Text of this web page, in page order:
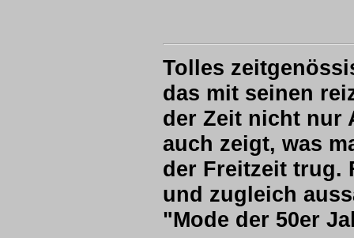
Tolles
das mit seinen
der Zeit nicht nur
auch zeigt, was
der Freitzeit trug.
und zugleich
"Mode der 50er